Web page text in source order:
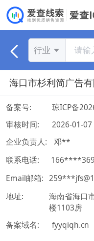
行业
海口市杉利简广告
备案号:
琼ICP备
审核时间:
2026-01-07
企业负责人:
邓**
联系电话:
Email邮箱:
地址:
海南省海口
楼1103房
备案域名:
fyyqiqh.cn